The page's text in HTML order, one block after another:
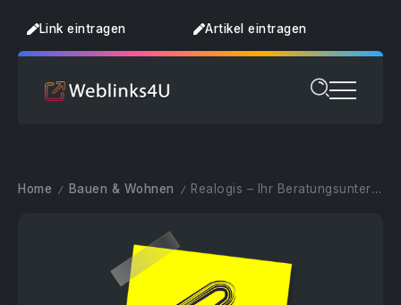
Link eintragen Artikel eintragen
Home / Bauen & Wohnen / Realogis – Ihr Beratungsunternehmen